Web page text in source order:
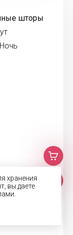
шторы
хранения
вы даете